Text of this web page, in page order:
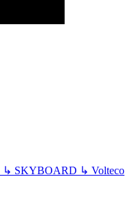
↳ SKYBOARD ↳ Volteco